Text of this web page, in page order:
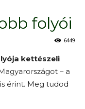
folyói
6449
kettészeli
– a
érint. Meg tudod